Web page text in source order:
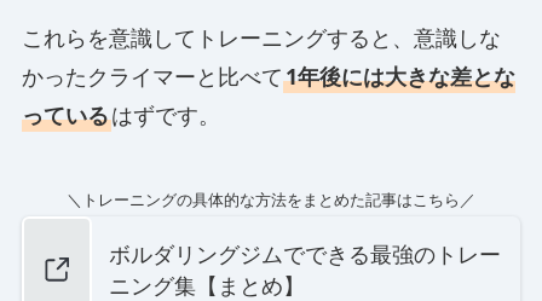
これらを意識してトレーニングすると、意識しな
かったクライマーと比べて1年後には大きな差とな
っているはずです。
＼トレーニングの具体的な方法をまとめた記事はこちら／
ボルダリングジムでできる最強のトレー
ニング集【まとめ】